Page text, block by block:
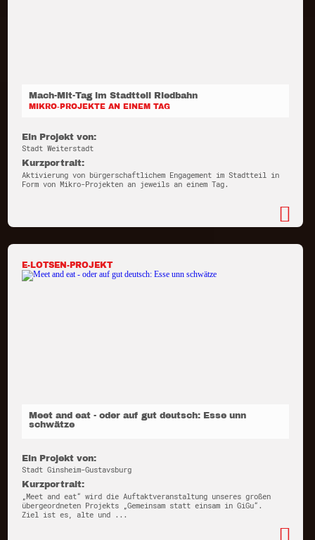
Mach-Mit-Tag im Stadtteil Riedbahn
MIKRO-PROJEKTE AN EINEM TAG
Ein Projekt von:
Stadt Weiterstadt
Kurzportrait:
Aktivierung von bürgerschaftlichem Engagement im Stadtteil in
Form von Mikro-Projekten an jeweils an einem Tag.
E-LOTSEN-PROJEKT
Meet and eat - oder auf gut deutsch: Esse unn
schwätze
Ein Projekt von:
Stadt Ginsheim-Gustavsburg
Kurzportrait:
„Meet and eat“ wird die Auftaktveranstaltung unseres großen
übergeordneten Projekts „Gemeinsam statt einsam in GiGu“.
Ziel ist es, alte und ...